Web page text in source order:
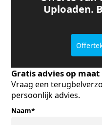
Uploaden.
Gratis advies op maat
Vraag een
persoonlijk advies.
Naam*